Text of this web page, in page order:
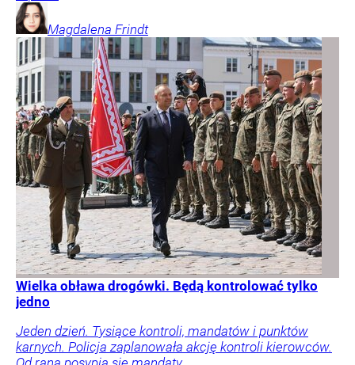
Magdalena Frindt
Wielka obława drogówki. Będą kontrolować tylko
jedno
Jeden dzień. Tysiące kontroli, mandatów i punktów
karnych. Policja zaplanowała akcję kontroli kierowców.